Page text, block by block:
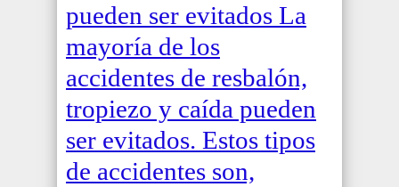
pueden ser evitados La
mayoría de los
accidentes de resbalón,
tropiezo y caída pueden
ser evitados. Estos tipos
de accidentes son,